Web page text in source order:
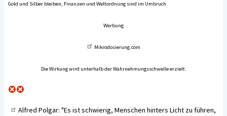
Gold und Silber bleiben, Finanzen und Weltordnung sind im Umbruch
Werbung
Mikrodosierung.com
Die Wirkung wird unterhalb der Wahrnehmungsschwelle erzielt.
Alfred Polgar: "Es ist schwierig, Menschen hinters Licht zu führen,